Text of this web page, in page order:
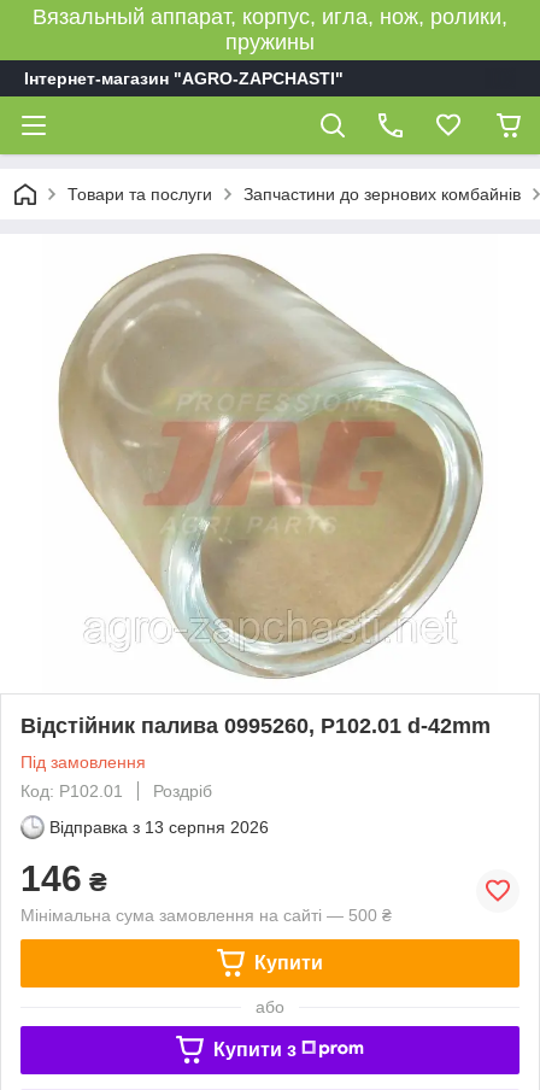
Вязальный аппарат, корпус, игла, нож, ролики,
пружины
Інтернет-магазин "AGRO-ZAPCHASTI"
Товари та послуги Запчастини до зернових комбайнів
Відстійник палива 0995260, P102.01 d-42mm
Під замовлення
Код: P102.01
Роздріб
Відправка з 13 серпня 2026
146 ₴
Мінімальна сума замовлення на сайті — 500 ₴
Купити
або
Купити з